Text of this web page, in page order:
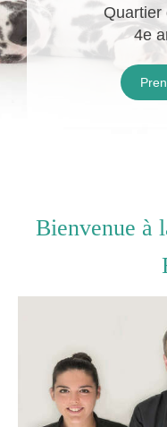
Quartier
4e
Bienvenue à